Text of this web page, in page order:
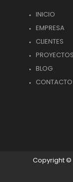
INICIO
EMPRESA
CLIENTES
PROYECTOS
BLOG
CONTACTO
Copyright ©